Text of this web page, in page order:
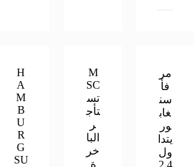
مر
فأ
سن
غاب
ور
يتدا
ول
2,4
M
SC
تس
تأج
ر
البا
خر
ة
H
A
M
B
U
R
G
SU